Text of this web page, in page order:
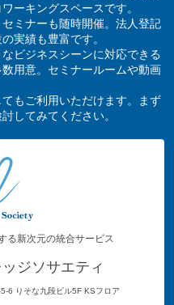
ーキングスペースです。
ミナーも随時開催。法人登記
実績も豊富です。
ビジネスシーンに対応できる
用意。セミナールームや動画
もご利用いただけます。まず
してみてください。
る新次元の統合サービス
ジソサエティ
6 りそな九段ビル5F KSフロア